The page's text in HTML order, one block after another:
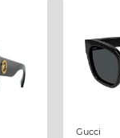
Gucci